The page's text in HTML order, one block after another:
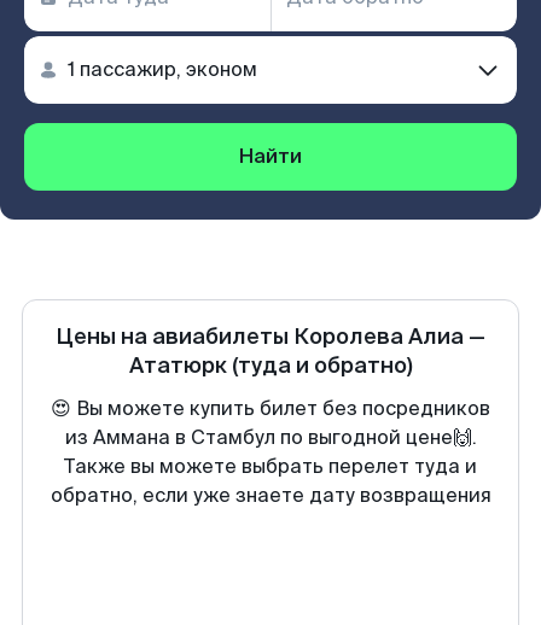
Найти
Цены на авиабилеты Королева Алиа —
Ататюрк (туда и обратно)
😍 Вы можете купить билет без посредников
из Аммана в Стамбул по выгодной цене🙌.
Также вы можете выбрать перелет туда и
обратно, если уже знаете дату возвращения